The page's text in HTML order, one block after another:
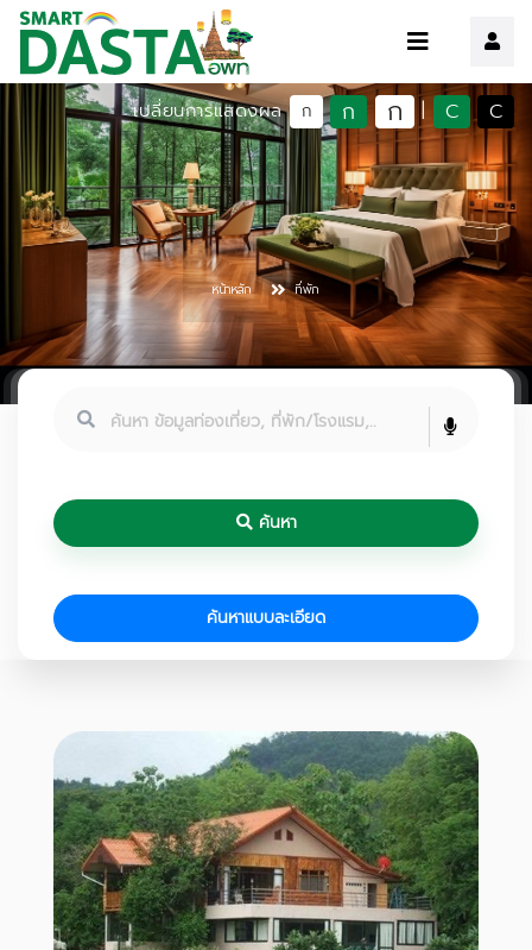
เปลี่ยนการแสดงผล ก ก ก C C
หน้าหลัก ที่พัก
ค้นหา
ค้นหาแบบละเอียด